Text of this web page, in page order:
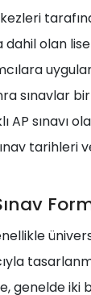
olan
sınavlar
sınavı
tarihleri
genelde iki